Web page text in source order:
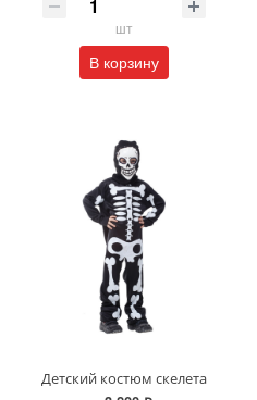
шт
В корзину
Детский костюм скелета